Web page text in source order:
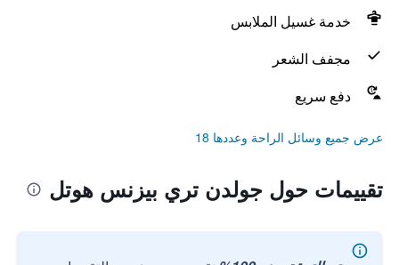
خدمة غسيل الملابس
مجفف الشعر
دفع سريع
عرض جميع وسائل الراحة وعددها 18
تقييمات حول جولدن تري بيزنس هوتل